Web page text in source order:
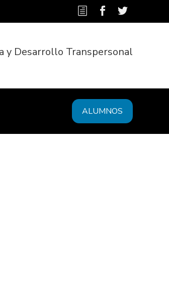
y Desarrollo Transpersonal
ALUMNOS